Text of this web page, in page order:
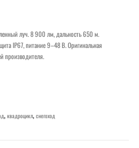
луч. 8 900 лм, дальность 650 м.
IP67, питание 9–48 В. Оригинальная
производителя.
,квадроцикл,снегоход